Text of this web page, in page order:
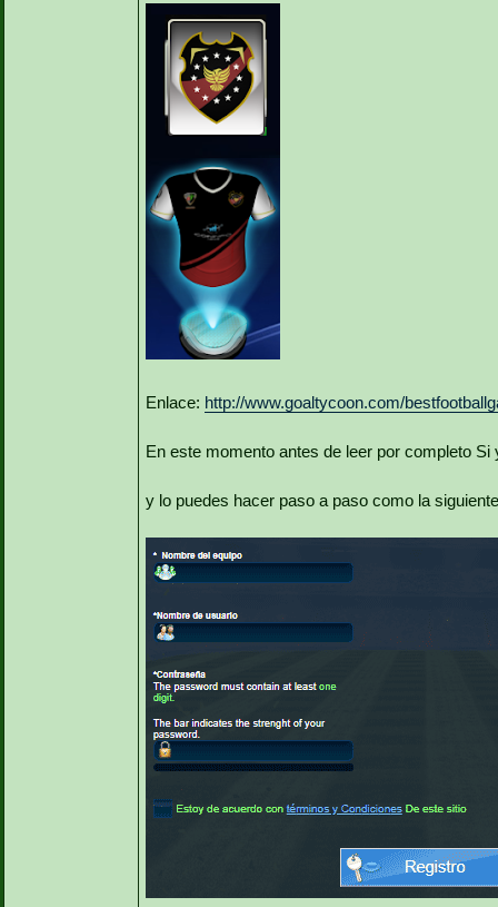
Enlace: http://www.goaltycoon.com/
En este momento antes de leer por completo
y lo puedes hacer paso a paso como la